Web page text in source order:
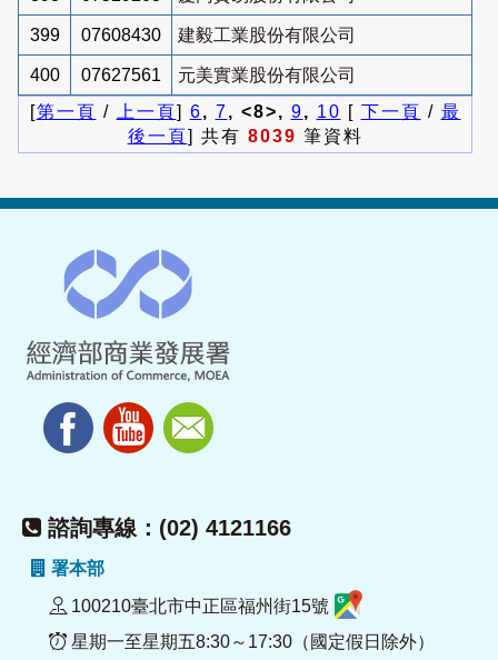
399 07608430 建毅工業股份有限公司
400 07627561
元美實業股份有限公司
[第一頁 / 上一頁] 6, 7, <8>, 9, 10 [ 下一頁 / 最
後一頁] 共有 8039 筆資料
諮詢專線：(02) 4121166
署本部
100210臺北市中正區福州街15號
星期一至星期五8:30～17:30（國定假日除外）